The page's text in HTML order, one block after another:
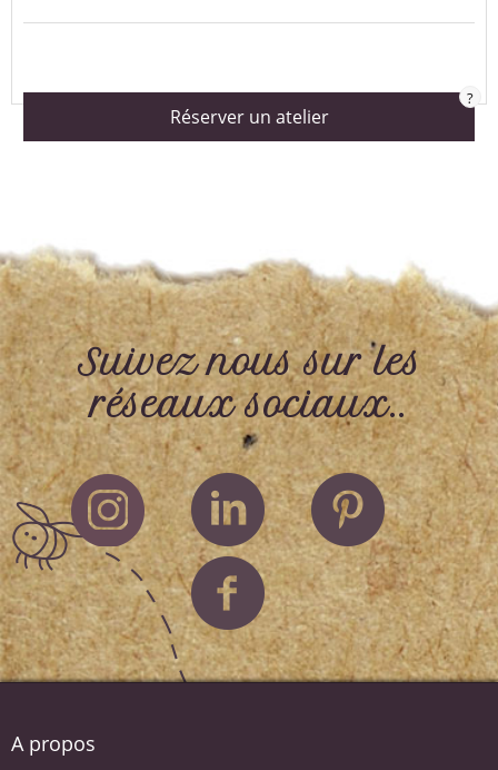
Réserver un atelier
?
Suivez nous sur les
réseaux sociaux..
A propos